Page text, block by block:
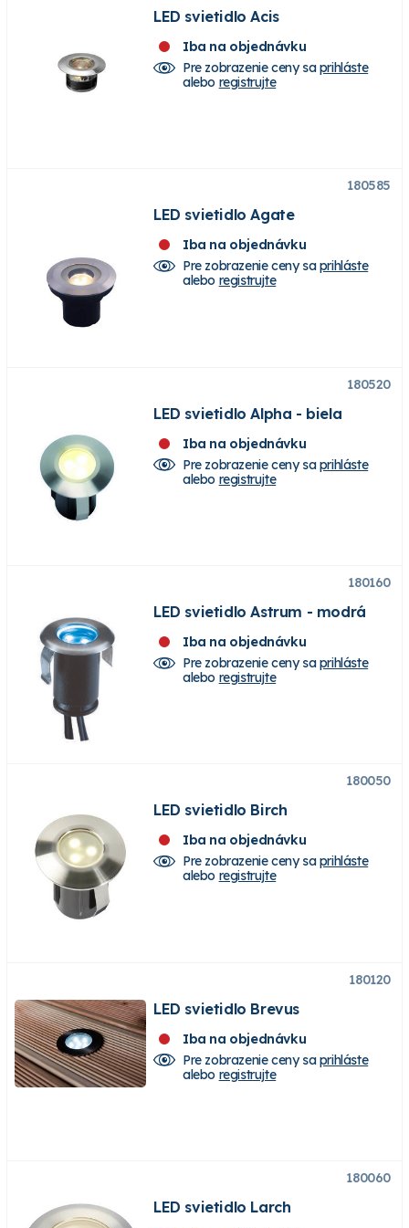
LED svietidlo Acis
Iba na objednávku
Pre zobrazenie ceny saprihláste
alebo registrujte
180585
LED svietidlo Agate
Iba na objednávku
Pre zobrazenie ceny saprihláste
alebo registrujte
180520
LED svietidlo Alpha - biela
Iba na objednávku
Pre zobrazenie ceny saprihláste
alebo registrujte
180160
LED svietidlo Astrum - modrá
Iba na objednávku
Pre zobrazenie ceny saprihláste
alebo registrujte
180050
LED svietidlo Birch
Iba na objednávku
Pre zobrazenie ceny saprihláste
alebo registrujte
180120
LED svietidlo Brevus
Iba na objednávku
Pre zobrazenie ceny saprihláste
alebo registrujte
180060
LED svietidlo Larch